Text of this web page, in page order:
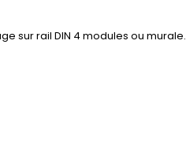
sur rail DIN 4 modules ou murale.